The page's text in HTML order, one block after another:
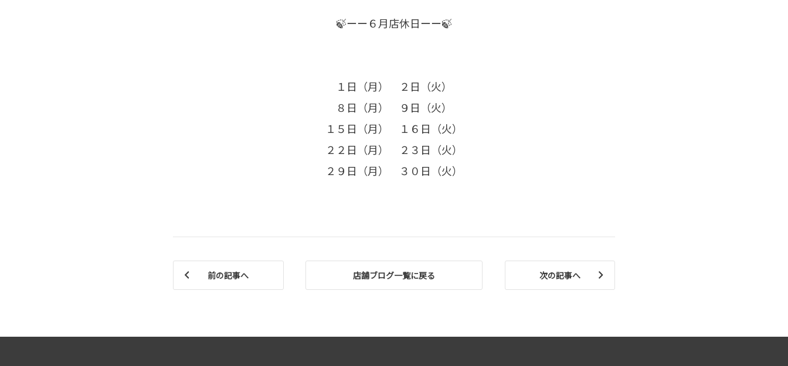
🍃ーー６月店休日ーー🍃
１日（月） ２日（火）
８日（月） ９日（火）
１５日（月） １６日（火）
２２日（月） ２３日（火）
２９日（月） ３０日（火）
前の記事へ 店舗ブログ一覧に戻る 次の記事へ